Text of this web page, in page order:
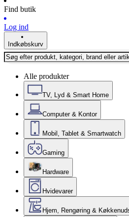
Find butik
Log ind
Indkøbskurv
Alle produkter
TV, Lyd & Smart Home
Computer & Kontor
Mobil, Tablet & Smartwatch
Gaming
Hardware
Hvidevarer
Hjem, Rengøring &